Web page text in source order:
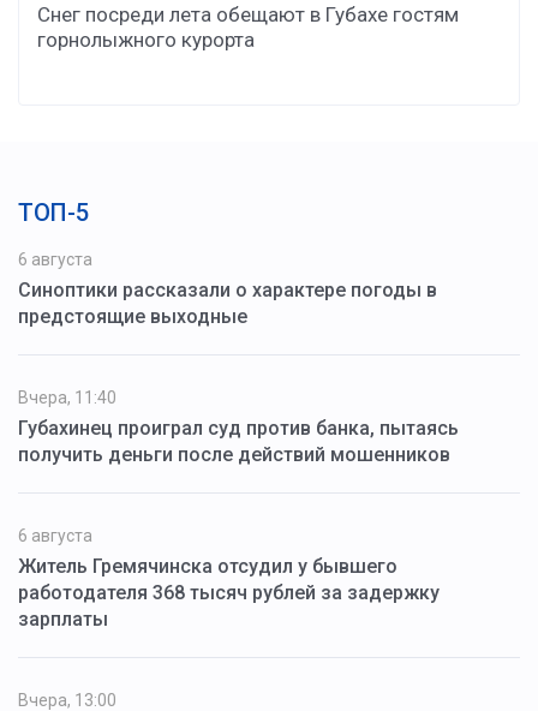
Снег посреди лета обещают в Губахе гостям
горнолыжного курорта
ТОП-5
6 августа
Синоптики рассказали о характере погоды в
предстоящие выходные
Вчера, 11:40
Губахинец проиграл суд против банка, пытаясь
получить деньги после действий мошенников
6 августа
Житель Гремячинска отсудил у бывшего
работодателя 368 тысяч рублей за задержку
зарплаты
Вчера, 13:00